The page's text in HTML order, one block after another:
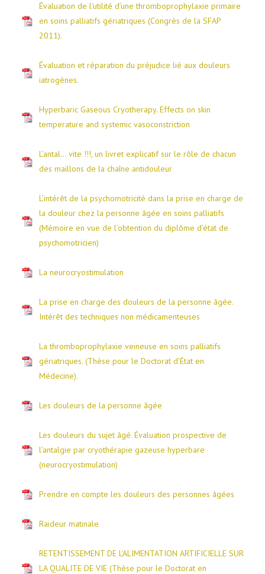
Évaluation de l’utilité d’une thromboprophylaxie primaire
en soins palliatifs gériatriques (Congrès de la SFAP
2011).
Évaluation et réparation du préjudice lié aux douleurs
iatrogènes.
Hyperbaric Gaseous Cryotherapy. Effects on skin
temperature and systemic vasoconstriction
L’antal… vite !!!, un livret explicatif sur le rôle de chacun
des maillons de la chaîne antidouleur
L’intérêt de la psychomotricité dans la prise en charge de
la douleur chez la personne âgée en soins palliatifs
(Mémoire en vue de l’obtention du diplôme d’état de
psychomotricien)
La neurocryostimulation
La prise en charge des douleurs de la personne âgée.
Intérêt des techniques non médicamenteuses
La thromboprophylaxie veineuse en soins palliatifs
gériatriques. (Thèse pour le Doctorat d’État en
Médecine).
Les douleurs de la personne âgée
Les douleurs du sujet âgé. Évaluation prospective de
l’antalgie par cryothérapie gazeuse hyperbare
(neurocryostimulation)
Prendre en compte les douleurs des personnes âgées
Raideur matinale
RETENTISSEMENT DE L’ALIMENTATION ARTIFICIELLE SUR
LA QUALITE DE VIE (Thèse pour le Doctorat en